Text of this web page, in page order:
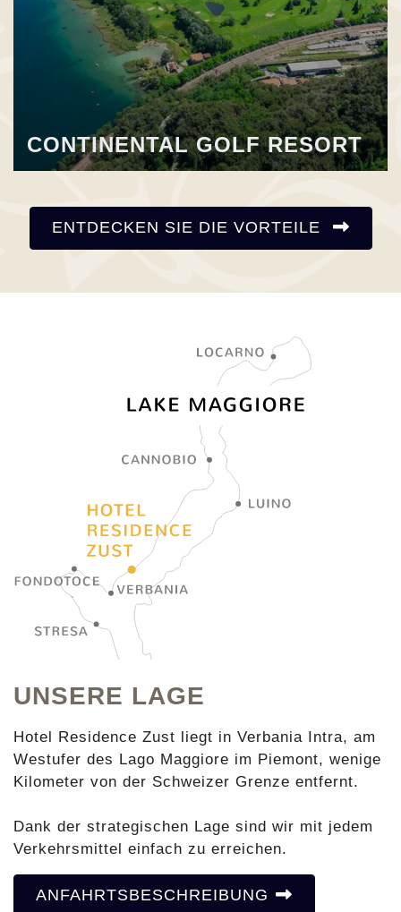
CONTINENTAL GOLF RESORT
ENTDECKEN SIE DIE VORTEILE
UNSERE LAGE
Hotel Residence Zust liegt in Verbania Intra, am
Westufer des Lago Maggiore im Piemont, wenige
Kilometer von der Schweizer Grenze entfernt.
Dank der strategischen Lage sind wir mit jedem
Verkehrsmittel einfach zu erreichen.
ANFAHRTSBESCHREIBUNG